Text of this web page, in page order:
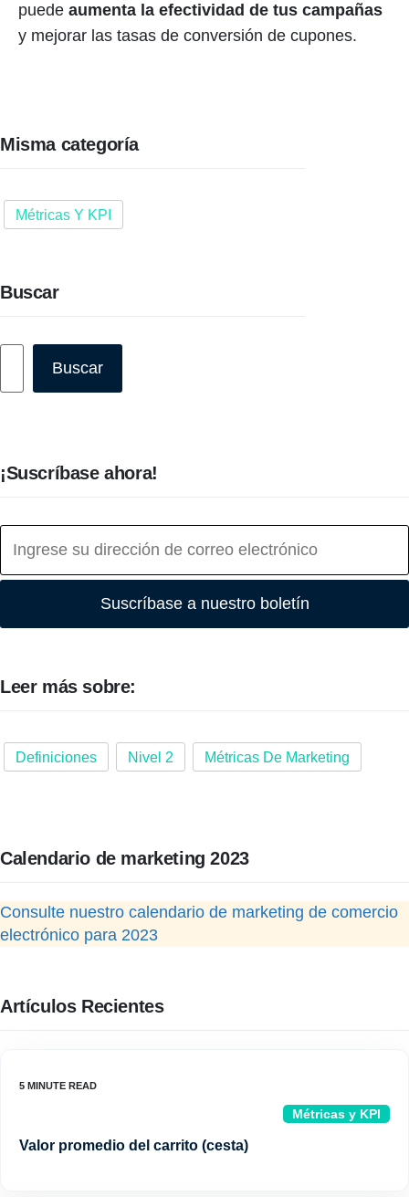
puede aumenta la efectividad de tus campañas
y mejorar las tasas de conversión de cupones.
Misma categoría
Métricas Y KPI
Buscar
Buscar
¡Suscríbase ahora!
Suscríbase a nuestro boletín
Leer más sobre:
Definiciones Nivel 2 Métricas De Marketing
Calendario de marketing 2023
Consulte nuestro calendario de marketing de comercio
electrónico para 2023
Artículos Recientes
Métricas y KPI
Valor promedio del carrito (cesta)